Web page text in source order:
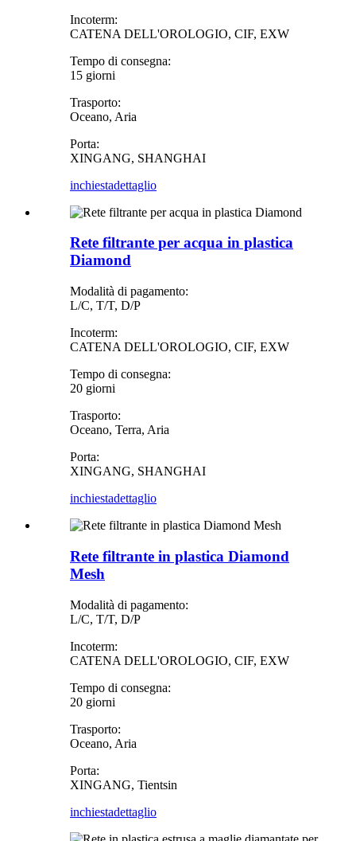
Incoterm:
CATENA DELL'OROLOGIO, CIF, EXW
Tempo di consegna:
15 giorni
Trasporto:
Oceano, Aria
Porta:
XINGANG, SHANGHAI
inchiestadettaglio
Rete filtrante per acqua in plastica
Diamond
Modalità di pagamento:
L/C, T/T, D/P
Incoterm:
CATENA DELL'OROLOGIO, CIF, EXW
Tempo di consegna:
20 giorni
Trasporto:
Oceano, Terra, Aria
Porta:
XINGANG, SHANGHAI
inchiestadettaglio
Rete filtrante in plastica Diamond
Mesh
Modalità di pagamento:
L/C, T/T, D/P
Incoterm:
CATENA DELL'OROLOGIO, CIF, EXW
Tempo di consegna:
20 giorni
Trasporto:
Oceano, Aria
Porta:
XINGANG, Tientsin
inchiestadettaglio